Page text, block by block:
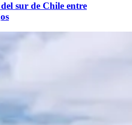
sur de Chile entre